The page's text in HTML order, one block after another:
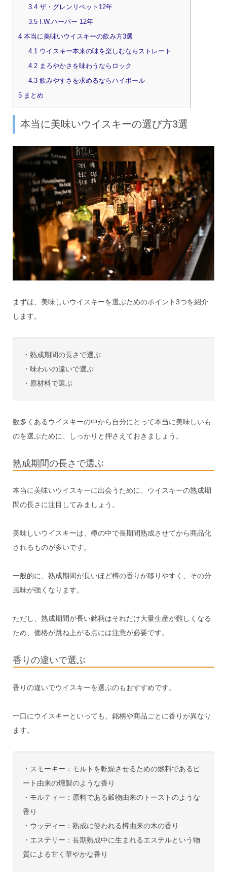
3.4ザ・グレンリベット12年
3.5I.W.ハーパー 12年
4本当に美味いウイスキーの飲み方3選
4.1ウイスキー本来の味を楽しむならストレート
4.2まろやかさを味わうならロック
4.3飲みやすさを求めるならハイボール
5まとめ
本当に美味いウイスキーの選び方3選
まずは、美味しいウイスキーを選ぶためのポイント3つを紹介
します。
・熟成期間の長さで選ぶ
・味わいの違いで選ぶ
・原材料で選ぶ
数多くあるウイスキーの中から自分にとって本当に美味しいも
のを選ぶために、しっかりと押さえておきましょう。
熟成期間の長さで選ぶ
本当に美味いウイスキーに出会うために、ウイスキーの熟成期
間の長さに注目してみましょう。
美味しいウイスキーは、樽の中で長期間熟成させてから商品化
されるものが多いです。
一般的に、熟成期間が長いほど樽の香りが移りやすく、その分
風味が強くなります。
ただし、熟成期間が長い銘柄はそれだけ大量生産が難しくなる
ため、価格が跳ね上がる点には注意が必要です。
香りの違いで選ぶ
香りの違いでウイスキーを選ぶのもおすすめです。
一口にウイスキーといっても、銘柄や商品ごとに香りが異なり
ます。
・スモーキー：モルトを乾燥させるための燃料であるピ
ート由来の燻製のような香り
・モルティー：原料である穀物由来のトーストのような
香り
・ウッディー：熟成に使われる樽由来の木の香り
・エステリー：長期熟成中に生まれるエステルという物
質による甘く華やかな香り